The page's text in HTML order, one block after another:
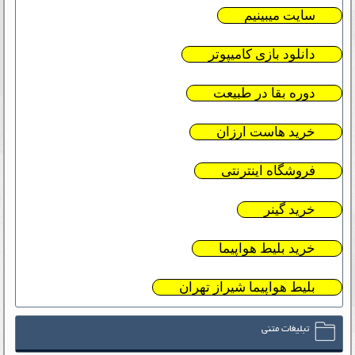
سایت میبینیم
دانلود بازی کامیپوتر
دوره بقا در طبیعت
خرید هاست ارزان
فروشگاه اینترنتی
خرید گینر
خرید بلیط هواپیما
بلیط هواپیما شیراز تهران
تبلیغات متنی